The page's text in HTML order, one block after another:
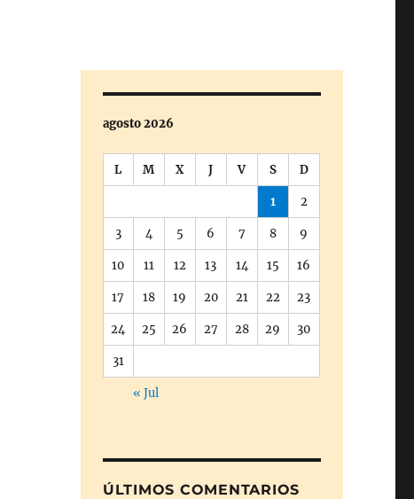
agosto 2026
L M X J V S D
1 2
3 4 5 6 7 8 9
10 11 12 13 14 15 16
17 18 19 20 21 22 23
24 25 26 27 28 29 30
31
« Jul
ÚLTIMOS COMENTARIOS